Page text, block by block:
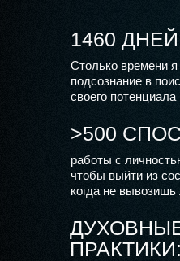
1460
Столько времени
подсознание в
своего
>500
ПРАКТИКИ:
работы с
чтобы выйти из
когда не вывозишь